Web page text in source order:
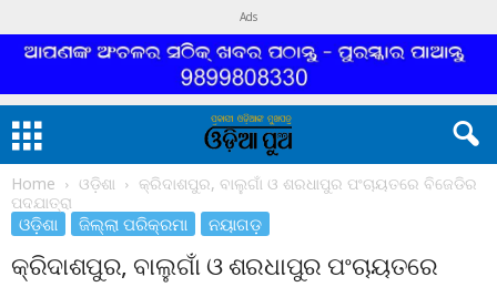
Ads
Home ଓଡ଼ିଶା
କ୍ରିଦାଶପୁର, ବାଲୁଗାଁ ଓ ଶରଧାପୁର ପଂଚାୟତରେ ବିଜେଡିର
ପଦଯାତ୍ରା
ଓଡ଼ିଶା ଜିଲ୍ଲା ପରିକ୍ରମା ନୟାଗଡ଼
କ୍ରିଦାଶପୁର, ବାଲୁଗାଁ ଓ ଶରଧାପୁର ପଂଚାୟତରେ